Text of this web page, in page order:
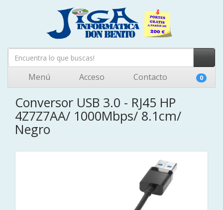
Menú Acceso Contacto 0
Conversor USB 3.0 - RJ45 HP
4Z7Z7AA/ 1000Mbps/ 8.1cm/
Negro